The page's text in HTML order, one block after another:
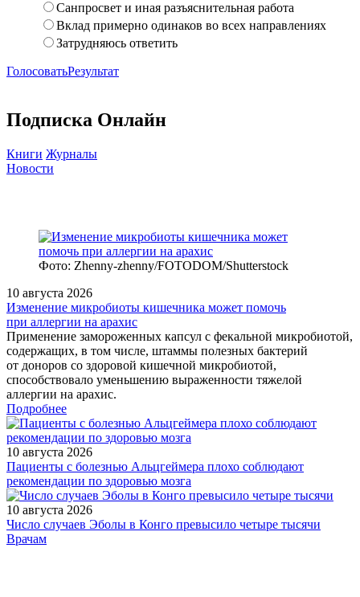
Санпросвет и иная разъяснительная работа
Вклад примерно одинаков во всех направлениях
Затрудняюсь ответить
ГолосоватьРезультат
Подписка Онлайн
Книги Журналы
Новости
Фото: Zhenny-zhenny/FOTODOM/Shutterstock
10 августа 2026
Изменение микробиоты кишечника может помочь
при аллергии на арахис
Применение замороженных капсул с фекальной микробиотой,
содержащих, в том числе, штаммы полезных бактерий
от доноров со здоровой кишечной микробиотой,
способствовало уменьшению выраженности тяжелой
аллергии на арахис.
Подробнее
10 августа 2026
Пациенты с болезнью Альцгеймера плохо соблюдают
рекомендации по здоровью мозга
10 августа 2026
Число случаев Эболы в Конго превысило четыре тысячи
/doctor/neurology/nevrologicheskie-iskhody-u-nedonoshennykh-
Врачам